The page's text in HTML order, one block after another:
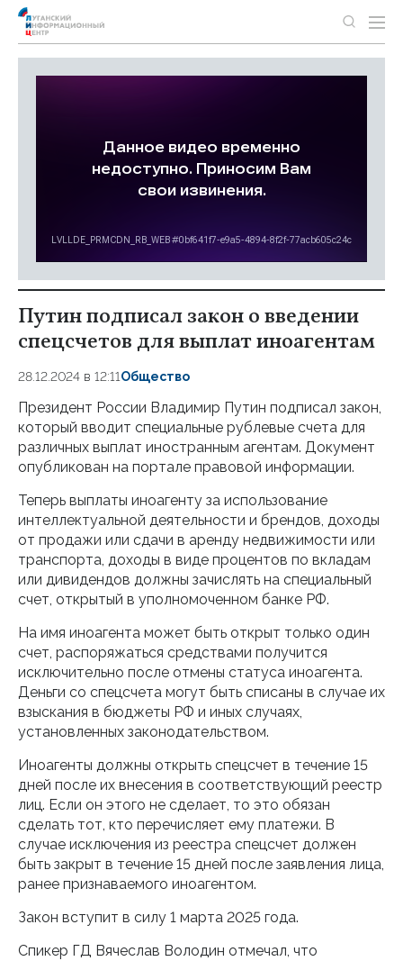
Путин подписал закон о введении
спецсчетов для выплат иноагентам
28.12.2024 в 12:11Общество
Президент России Владимир Путин подписал закон,
который вводит специальные рублевые счета для
различных выплат иностранным агентам. Документ
опубликован на портале правовой информации.
Теперь выплаты иноагенту за использование
интеллектуальной деятельности и брендов, доходы
от продажи или сдачи в аренду недвижимости или
транспорта, доходы в виде процентов по вкладам
или дивидендов должны зачислять на специальный
счет, открытый в уполномоченном банке РФ.
На имя иноагента может быть открыт только один
счет, распоряжаться средствами получится
исключительно после отмены статуса иноагента.
Деньги со спецсчета могут быть списаны в случае их
взыскания в бюджеты РФ и иных случаях,
установленных законодательством.
Иноагенты должны открыть спецсчет в течение 15
дней после их внесения в соответствующий реестр
лиц. Если он этого не сделает, то это обязан
сделать тот, кто перечисляет ему платежи. В
случае исключения из реестра спецсчет должен
быть закрыт в течение 15 дней после заявления лица,
ранее признаваемого иноагентом.
Закон вступит в силу 1 марта 2025 года.
Спикер ГД Вячеслав Володин отмечал, что